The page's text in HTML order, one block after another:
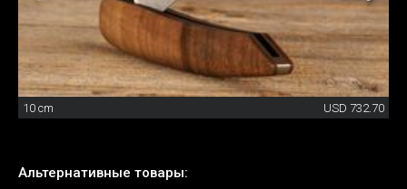
10 cm USD 732.70
Альтернативные товары: